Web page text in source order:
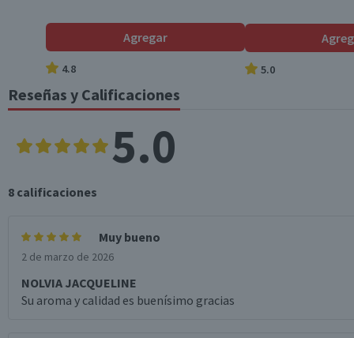
Agregar
4.8 5.0
Reseñas y Calificaciones
5.0
8 calificaciones
Muy bueno
2 de marzo de 2026
NOLVIA JACQUELINE
Su aroma y calidad es buenísimo gracias